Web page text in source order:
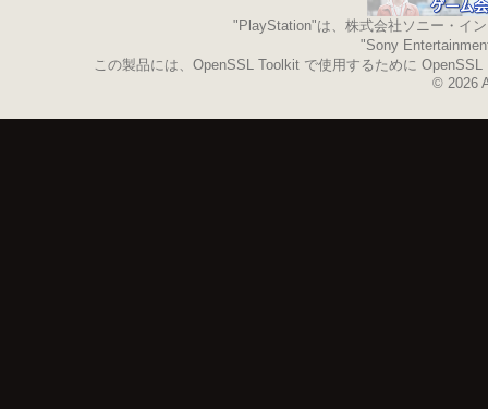
"PlayStation"は、株式会社ソニー・イ
"Sony
この製品には、OpenSSL Toolkit で使用するために
© 2026